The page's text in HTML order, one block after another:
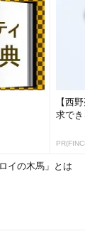
【西
求で
ロイの木馬」とは